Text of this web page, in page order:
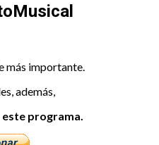
más importante.
además,
programa.